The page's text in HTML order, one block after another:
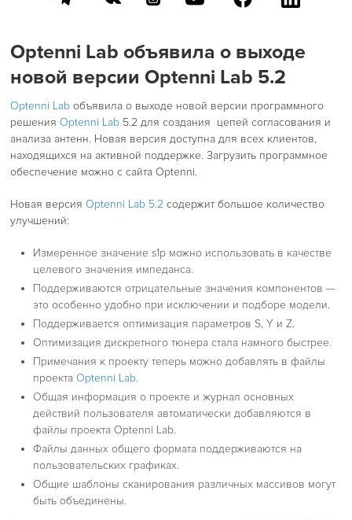
Optenni Lab объявила о выходе
новой версии Optenni Lab 5.2
Optenni Lab объявила о выходе новой версии программного
решенияOptenni Lab 5.2 для создания цепей согласования и
анализа антенн. Новая версия доступна для всех клиентов,
находящихся на активной поддержке. Загрузить программное
обеспечение можно с сайта Optenni.
Новая версияOptenni Lab 5.2содержит большое количество
улучшений:
Измеренное значение s1p можно использовать в качестве
целевого значения импеданса.
Поддерживаются отрицательные значения компонентов —
это особенно удобно при исключении и подборе модели.
Поддерживается оптимизация параметров S, Y и Z.
Оптимизация дискретного тюнера стала намного быстрее.
Примечания к проекту теперь можно добавлять в файлы
проектаOptenni Lab.
Общая информация о проекте и журнал основных
действий пользователя автоматически добавляются в
файлы проекта Optenni Lab.
Файлы данных общего формата поддерживаются на
пользовательских графиках.
Общие шаблоны сканирования различных массивов могут
быть объединены.